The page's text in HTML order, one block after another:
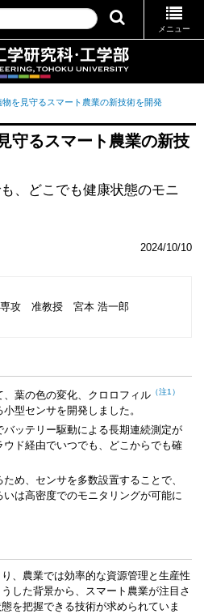
メニュー
を見守るスマート農業の新技術を開発
守るスマート農業の新技
、どこでも健康状態のモニ
2024/10/10
専攻 准教授 宮本 浩一郎
葉の色の変化、 クロロフィル （注1）
型センサを開発しました。
ッテリー駆動による長期連続測定が
ド経由でいつでも、どこからでも確
め、センサを多数設置することで、
は高密度でのモニタリングが可能に
、農業では効率的な資源管理と生産性
した背景から、スマート農業が注目さ
を把握できる技術が求められていま